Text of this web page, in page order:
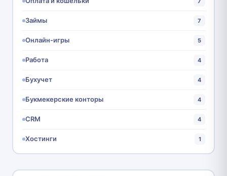
Займы 7
Онлайн-игры 5
Работа 4
Бухучет 4
Букмекерские конторы 4
CRM 4
Хостинги 1